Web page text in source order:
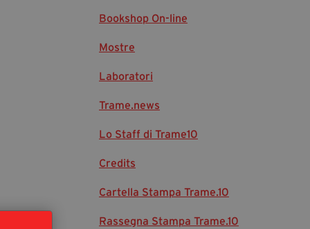
Progetto Trame a Scuola
Mostra 3D - Visioni Civiche
Il Diritto di Essere
Bookshop On-line
Mostre
Laboratori
Trame.news
Lo Staff di Trame10
Credits
Cartella Stampa Trame.10
Rassegna Stampa Trame.10